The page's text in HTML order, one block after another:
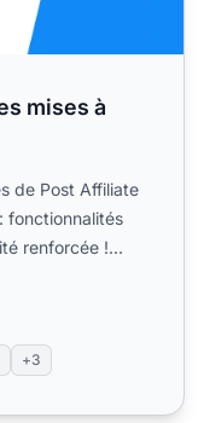
mises à
de Post Affiliate
fonctionnalités
renforcée !...
+3